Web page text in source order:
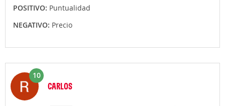
POSITIVO: Puntualidad
NEGATIVO: Precio
10
CARLOS